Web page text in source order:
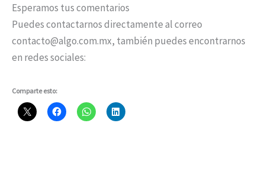
Esperamos tus comentarios
Puedes contactarnos directamente al correo
contacto@algo.com.mx, también puedes encontrarnos
en redes sociales:
Comparte esto: